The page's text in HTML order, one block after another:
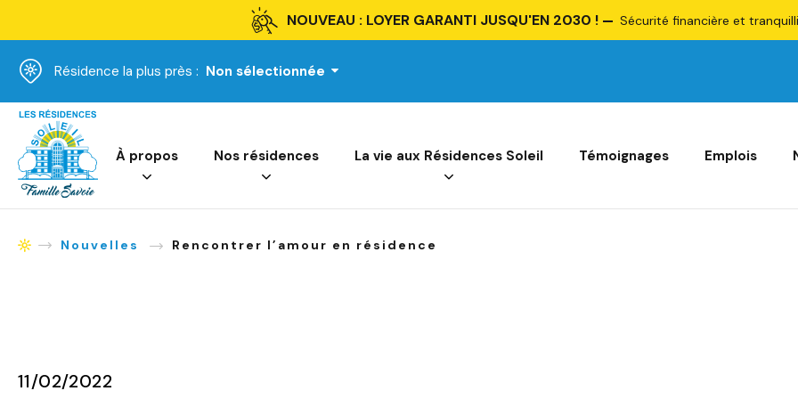
NOUVEAU : LOYER GARANTI JUSQU'EN 2030 ! Sécurité financière et
Résidence la plus près : Non sélectionnée
Accueil
À propos Nos résidences La vie aux Résidences Soleil Témoignages Emplois
AccueilNouvelles Rencontrer l’amour en résidence
11/02/2022